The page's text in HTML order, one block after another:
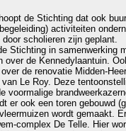
de Stichting dat ook
activiteiten
scholieren zijn geplant.
Stichting in samenwerking
over de Kennedylaantuin.
de renovatie Midden-
Le Roy. Deze
voormalige
er ook een toren gebouwd
wordt gemaakt.
complex De Telle. Hier